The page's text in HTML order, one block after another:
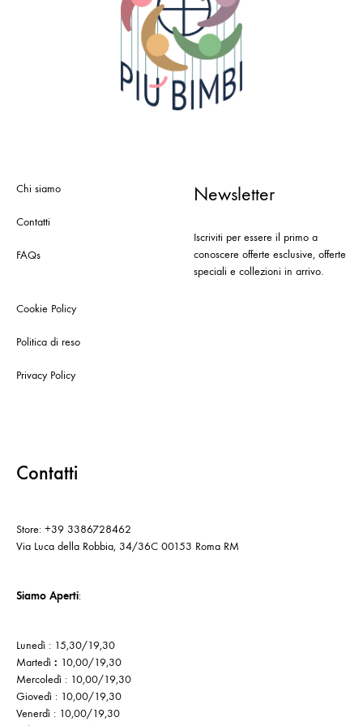
Chi siamo
Contatti
FAQs
Cookie Policy
Politica di reso
Privacy Policy
Newsletter
Iscriviti per essere il primo a
conoscere offerte esclusive, offerte
speciali e collezioni in arrivo.
Contatti
Store: +39 3386728462
Via Luca della Robbia, 34/36C 00153 Roma RM
Siamo Aperti:
Lunedì : 15,30/19,30
Martedì : 10,00/19,30
Mercoledì : 10,00/19,30
Giovedì : 10,00/19,30
Venerdì : 10,00/19,30